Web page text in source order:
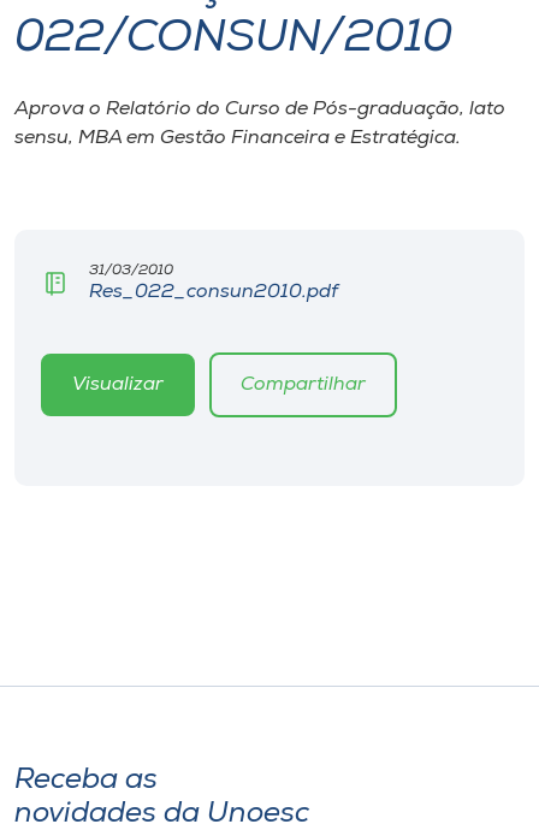
I.nova
Diplomados
CPA
Editora
Selecione
o idioma
022/CONSUN/2010
Aprova o Relatório do Curso de Pós-graduação, lato
sensu, MBA em Gestão Financeira e Estratégica.
31/03/2010
Res_022_consun2010.pdf
Visualizar Compartilhar
Receba as
novidades da Unoesc